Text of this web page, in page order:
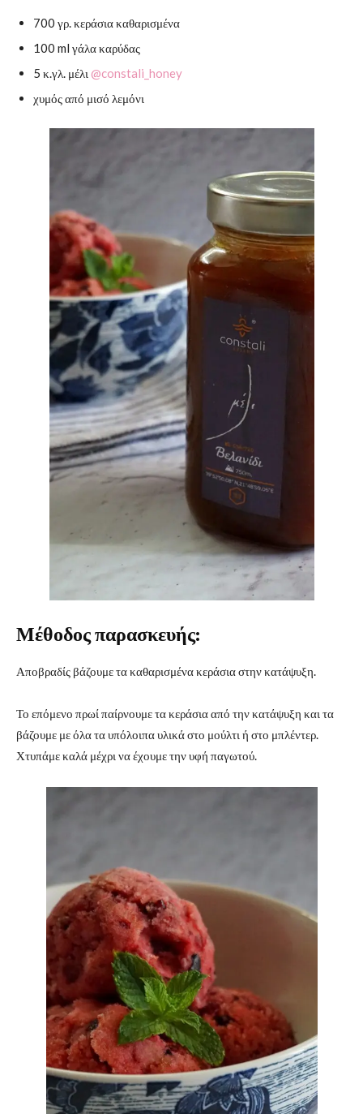
700 γρ. κεράσια καθαρισμένα
100 ml γάλα καρύδας
5 κ.γλ. μέλι @constali_honey
χυμός από μισό λεμόνι
Μέθοδος παρασκευής:
Αποβραδίς βάζουμε τα καθαρισμένα κεράσια στην κατάψυξη.
Το επόμενο πρωί παίρνουμε τα κεράσια από την κατάψυξη και τα
βάζουμε με όλα τα υπόλοιπα υλικά στο μούλτι ή στο μπλέντερ.
Χτυπάμε καλά μέχρι να έχουμε την υφή παγωτού.